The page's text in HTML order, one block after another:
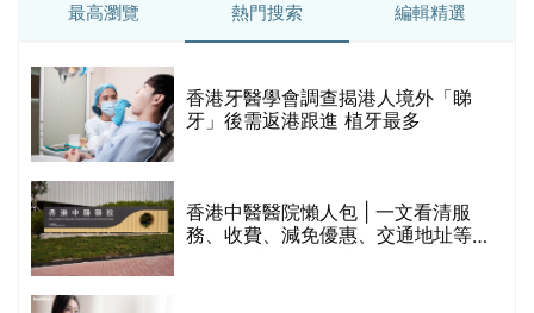
最高瀏覽 熱門搜索 編輯精選
香港牙醫學會調查揭港人境外「睇
牙」後需返港跟進 植牙最多
香港中醫醫院懶人包 | 一文看清服
務、收費、減免優惠、交通地址等